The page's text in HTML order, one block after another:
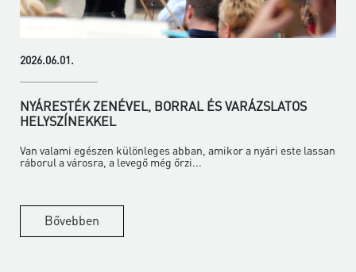
2026.06.01.
NYÁRESTÉK ZENÉVEL, BORRAL ÉS VARÁZSLATOS
HELYSZÍNEKKEL
Van valami egészen különleges abban, amikor a nyári este lassan
ráborul a városra, a levegő még őrzi...
Bővebben